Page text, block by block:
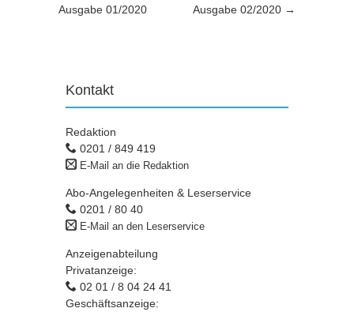
Ausgabe 01/2020
Ausgabe 02/2020 →
Kontakt
Redaktion
0201 / 849 419
E-Mail an die Redaktion
Abo-Angelegenheiten & Leserservice
0201 / 80 40
E-Mail an den Leserservice
Anzeigenabteilung
Privatanzeige:
02 01 / 8 04 24 41
Geschäftsanzeige: